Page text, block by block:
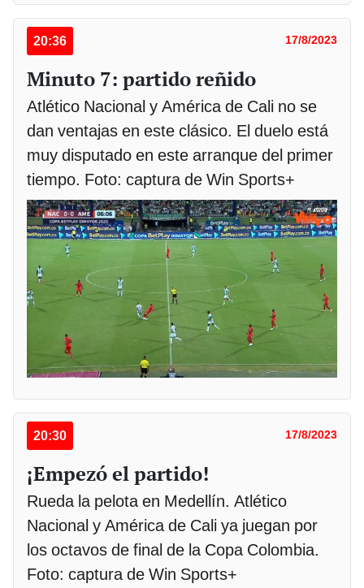
20:36 17/8/2023
Minuto 7: partido reñido
Atlético Nacional y América de Cali no se
dan ventajas en este clásico. El duelo está
muy disputado en este arranque del primer
tiempo. Foto: captura de Win Sports+
20:30 17/8/2023
¡Empezó el partido!
Rueda la pelota en Medellín. Atlético
Nacional y América de Cali ya juegan por
los octavos de final de la Copa Colombia.
Foto: captura de Win Sports+